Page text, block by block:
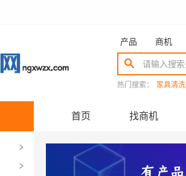
产品 商机
热门搜索： 家具清洗
首页 找商机